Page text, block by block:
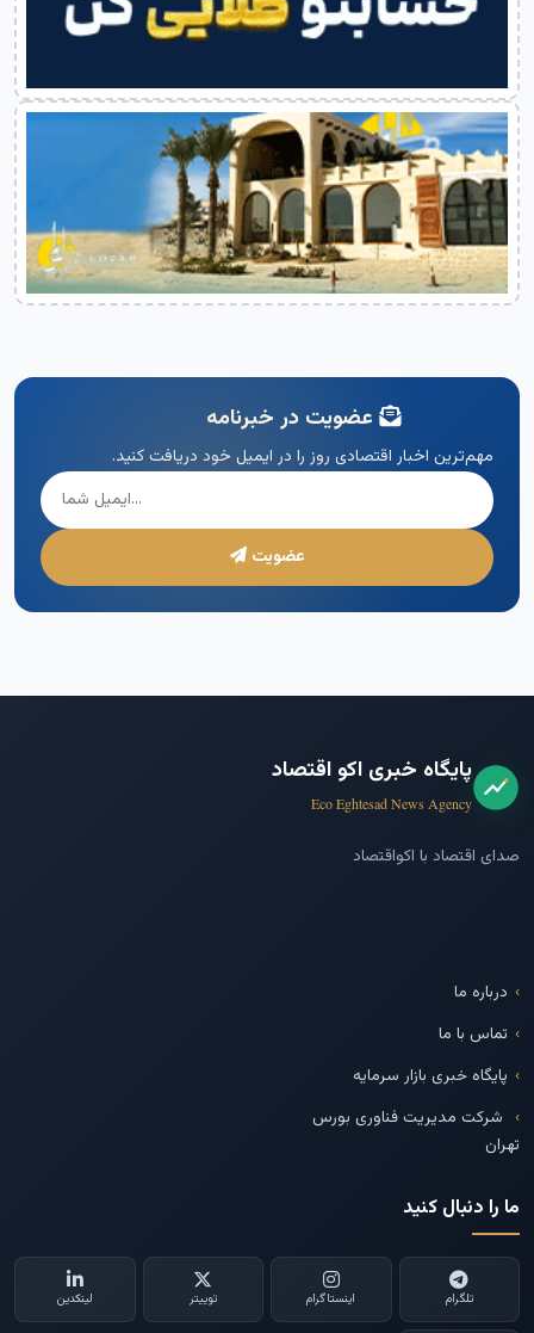
عضویت در خبرنامه
مهم‌ترین اخبار اقتصادی روز را در ایمیل خود دریافت کنید.
عضویت
پایگاه خبری اکو اقتصاد
Eco Eghtesad News Agency
صدای اقتصاد با اکواقتصاد
درباره ما
تماس با ما
پایگاه خبری بازار سرمایه
شرکت مدیریت فناوری بورس
تهران
ما را دنبال کنید
تلگرام اینستاگرام توییتر لینکدین